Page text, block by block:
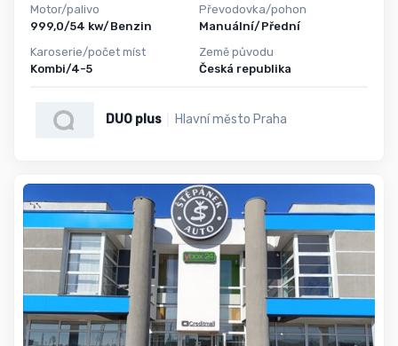
Motor/palivo
999,0/54 kw/Benzin
Karoserie/počet míst
Kombi/4-5
Převodovka/pohon
Manuální/Přední
Země původu
Česká republika
DUO plus Hlavní město Praha